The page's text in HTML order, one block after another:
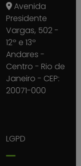
Avenida
Presidente
Vargas, 502 -
12º e 13º
Andares -
Centro - Rio de
Janeiro - CEP:
20071-000
LGPD